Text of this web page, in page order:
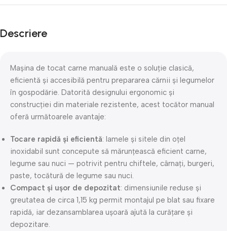
Unbeatable offers
Blowout!
Descriere
Mașina de tocat carne manuală este o soluție clasică,
eficientă și accesibilă pentru prepararea cărnii și legumelor
în gospodărie. Datorită designului ergonomic și
construcției din materiale rezistente, acest tocător manual
oferă următoarele avantaje:
Tocare rapidă și eficientă: lamele și sitele din oțel
inoxidabil sunt concepute să mărunțească eficient carne,
legume sau nuci — potrivit pentru chiftele, cârnați, burgeri,
paste, tocătură de legume sau nuci.
Compact și ușor de depozitat: dimensiunile reduse și
greutatea de circa 1,15 kg permit montajul pe blat sau fixare
rapidă, iar dezansamblarea ușoară ajută la curățare și
depozitare.